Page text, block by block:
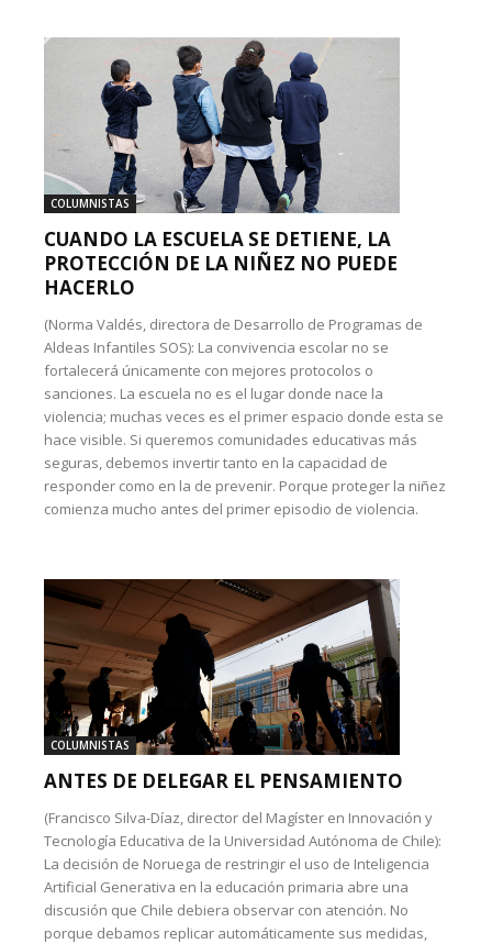
COLUMNISTAS
CUANDO LA ESCUELA SE DETIENE, LA
PROTECCIÓN DE LA NIÑEZ NO PUEDE
HACERLO
(Norma Valdés, directora de Desarrollo de Programas de
Aldeas Infantiles SOS): La convivencia escolar no se
fortalecerá únicamente con mejores protocolos o
sanciones. La escuela no es el lugar donde nace la
violencia; muchas veces es el primer espacio donde esta se
hace visible. Si queremos comunidades educativas más
seguras, debemos invertir tanto en la capacidad de
responder como en la de prevenir. Porque proteger la niñez
comienza mucho antes del primer episodio de violencia.
COLUMNISTAS
ANTES DE DELEGAR EL PENSAMIENTO
(Francisco Silva-Díaz, director del Magíster en Innovación y
Tecnología Educativa de la Universidad Autónoma de Chile):
La decisión de Noruega de restringir el uso de Inteligencia
Artificial Generativa en la educación primaria abre una
discusión que Chile debiera observar con atención. No
porque debamos replicar automáticamente sus medidas,